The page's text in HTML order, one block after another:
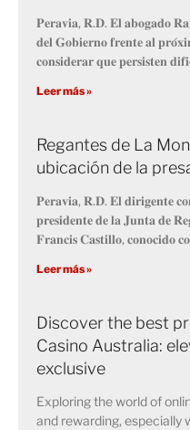
𝐏𝐞𝐫𝐚𝐯𝐢𝐚, 𝐑.𝐃. 𝐄𝐥 𝐚𝐛𝐨𝐠𝐚𝐝𝐨
𝐝𝐞𝐥 𝐆𝐨𝐛𝐢𝐞𝐫𝐧𝐨 𝐟𝐫𝐞𝐧𝐭𝐞 𝐚𝐥
𝐜𝐨𝐧𝐬𝐢𝐝𝐞𝐫𝐚𝐫 𝐪𝐮𝐞 𝐩𝐞𝐫𝐬𝐢𝐬𝐭𝐞𝐧
Leer más »
Regantes de La
ubicación de la
𝐏𝐞𝐫𝐚𝐯𝐢𝐚, 𝐑.𝐃. 𝐄𝐥 𝐝𝐢𝐫𝐢𝐠𝐞𝐧𝐭𝐞
𝐩𝐫𝐞𝐬𝐢𝐝𝐞𝐧𝐭𝐞 𝐝𝐞 𝐥𝐚 𝐉𝐮𝐧𝐭𝐚 𝐝𝐞
𝐅𝐫𝐚𝐧𝐜𝐢𝐬 𝐂𝐚𝐬𝐭𝐢𝐥𝐥𝐨, 𝐜𝐨𝐧𝐨𝐜𝐢𝐝𝐨
Leer más »
Discover the best
Casino Australia:
exclusive
Exploring the world of
and rewarding, especially